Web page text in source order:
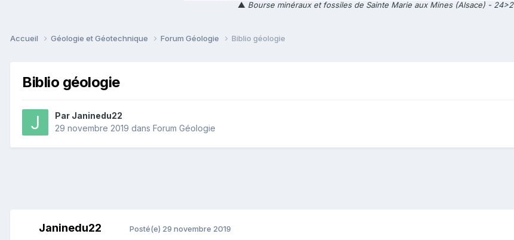
▲ Bourse minéraux et fossiles de Sainte Marie aux Mines (Alsace) -
Accueil Géologie et Géotechnique Forum Géologie Biblio géologie
Biblio géologie
Par Janinedu22
29 novembre 2019 dans Forum Géologie
Janinedu22 Posté(e) 29 novembre 2019